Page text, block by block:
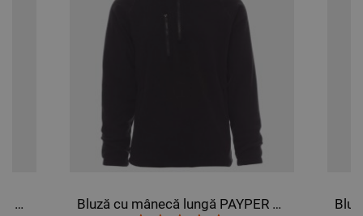
Bluză cu mânecă lungă PAYPER DOLOMITI+ GRI INCHIS Bluză cu mânecă lungă PAYPER DOLOMITI+ NEGRU